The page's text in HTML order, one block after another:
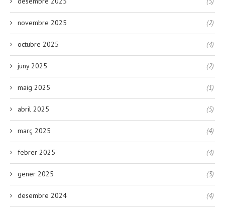
novembre 2025 (2)
octubre 2025 (4)
juny 2025 (2)
maig 2025 (1)
abril 2025 (5)
març 2025 (4)
febrer 2025 (4)
gener 2025 (3)
desembre 2024 (4)